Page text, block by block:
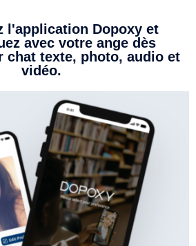
l'application Dopoxy et
avec votre ange dès
chat texte, photo, audio et
vidéo.